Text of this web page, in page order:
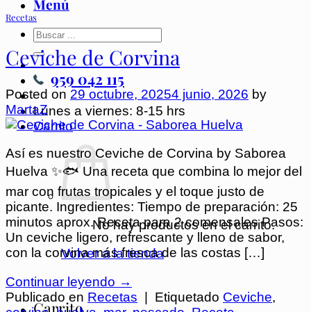
Menú
959 042 115
Lunes a viernes: 8-15 hrs
Carrito
No hay productos en el carrito.
Volver a la tienda
Carrito
Recetas
Ceviche de Corvina
Posted on 29 octubre, 20254 junio, 2026 by
MartaZ
Así es nuestro Ceviche de Corvina by Saborea
Huelva ✨🐟 ⁣Una receta que combina lo mejor del
mar con frutas tropicales y el toque justo de
picante.⁣ Ingredientes: Tiempo de preparación: 25
minutos aprox. Receta para 2 comensales Pasos:
Un ceviche ligero, refrescante y lleno de sabor,
con la corvina más fresca de las costas […]
Continuar leyendo →
Publicado en Recetas | Etiquetado Ceviche,